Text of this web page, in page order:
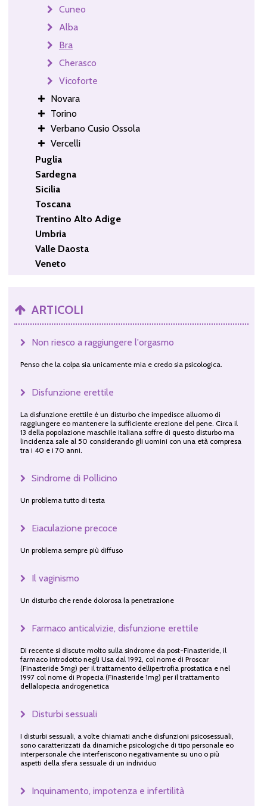
Cuneo
Alba
Bra
Cherasco
Vicoforte
Novara
Torino
Verbano Cusio Ossola
Vercelli
Puglia
Sardegna
Sicilia
Toscana
Trentino Alto Adige
Umbria
Valle Daosta
Veneto
ARTICOLI
Non riesco a raggiungere l'orgasmo
Penso che la colpa sia unicamente mia e credo sia psicologica.
Disfunzione erettile
La disfunzione erettile è un disturbo che impedisce alluomo di
raggiungere eo mantenere la sufficiente erezione del pene. Circa il
13 della popolazione maschile italiana soffre di questo disturbo ma
lincidenza sale al 50 considerando gli uomini con una età compresa
tra i 40 e i 70 anni.
Sindrome di Pollicino
Un problema tutto di testa
Eiaculazione precoce
Un problema sempre più diffuso
Il vaginismo
Un disturbo che rende dolorosa la penetrazione
Farmaco anticalvizie, disfunzione erettile
Di recente si discute molto sulla sindrome da post-Finasteride, il
farmaco introdotto negli Usa dal 1992, col nome di Proscar
(Finasteride 5mg) per il trattamento dellipertrofia prostatica e nel
1997 col nome di Propecia (Finasteride 1mg) per il trattamento
dellalopecia androgenetica
Disturbi sessuali
I disturbi sessuali, a volte chiamati anche disfunzioni psicosessuali,
sono caratterizzati da dinamiche psicologiche di tipo personale eo
interpersonale che interferiscono negativamente su uno o più
aspetti della sfera sessuale di un individuo
Inquinamento, impotenza e infertilità